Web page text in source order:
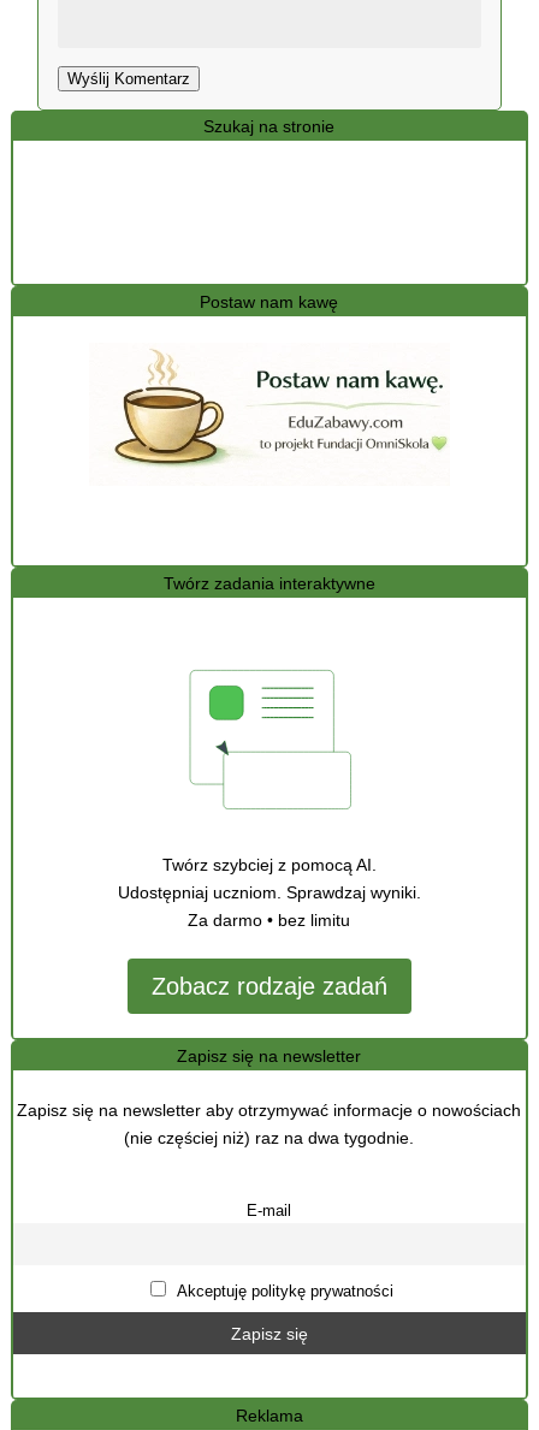
Szukaj na stronie
Postaw nam kawę
Twórz zadania interaktywne
Twórz szybciej z pomocą AI.
Udostępniaj uczniom. Sprawdzaj wyniki.
Za darmo • bez limitu
Zobacz rodzaje zadań
Zapisz się na newsletter
Zapisz się na newsletter aby otrzymywać informacje o nowościach
(nie częściej niż) raz na dwa tygodnie.
E-mail
Akceptuję politykę prywatności
Reklama
Wyślij Komentarz